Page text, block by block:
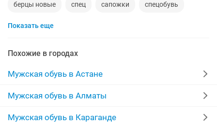
берцы новые спец сапожки спецобувь
42 размер
кожа рабочих air
футзалки турецкие отличный
в хорошем состояний обувь новые
Показать еще
Похожие в городах
Мужская обувь в Астане
Мужская обувь в Алматы
Мужская обувь в Караганде